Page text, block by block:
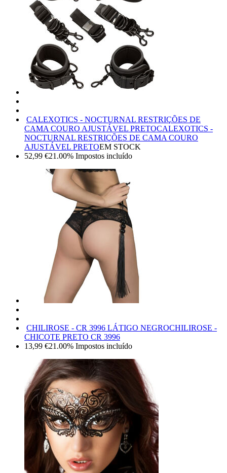
CALEXOTICS - NOCTURNAL RESTRIÇÕES DE
CAMA COURO AJUSTÁVEL PRETOCALEXOTICS -
NOCTURNAL RESTRIÇÕES DE CAMA COURO
AJUSTÁVEL PRETOEM STOCK
52,99 €21.00% Impostos incluído
CHILIROSE - CR 3996 LÁTIGO NEGROCHILIROSE -
CHICOTE PRETO CR 3996
13,99 €21.00% Impostos incluído